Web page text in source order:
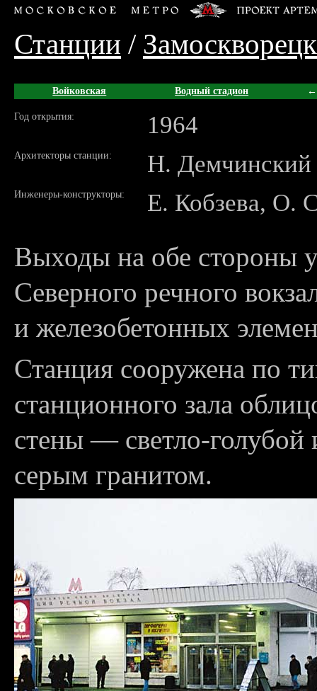
Станции /
Войковская Водный стадион ←
Год открытия: 1964
Архитекторы станции: Н. Демчинский
Инженеры-конструкторы: Е. Кобзева, О.
Выходы на обе стороны
Северного речного
и железобетонных
Станция сооружена по
станционного зала
стены — светло-
серым гранитом.